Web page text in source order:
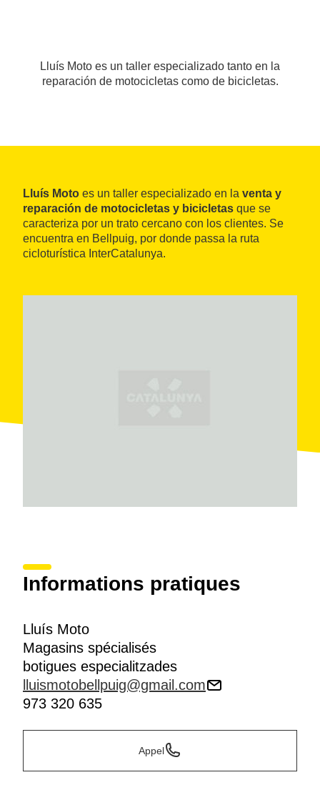
Lluís Moto es un taller especializado tanto en la
reparación de motocicletas como de bicicletas.
Lluís Moto es un taller especializado en la venta y
reparación de motocicletas y bicicletas que se
caracteriza por un trato cercano con los clientes. Se
encuentra en Bellpuig, por donde passa la ruta
cicloturística InterCatalunya.
Informations pratiques
Lluís Moto
Magasins spécialisés
botigues especialitzades
lluismotobellpuig@gmail.com
973 320 635
Appel